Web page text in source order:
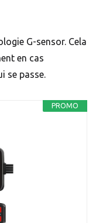
G-sensor. Cela
en cas
se passe.
PROMO